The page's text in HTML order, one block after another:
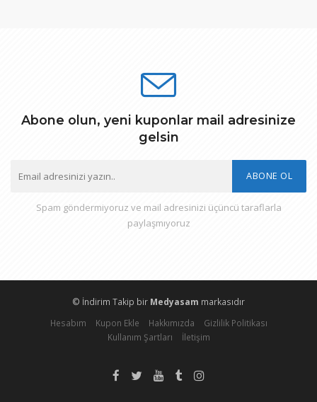
Abone olun, yeni kuponlar mail adresinize
gelsin
ABONE OL
Spam göndermiyoruz ve mail adresinizi üçüncü taraflarla
paylaşmıyoruz
© İndirim Takip bir Medyasam markasıdır
Hesabım
Kupon Ekle Hakkımızda
Gizlilik Politikası
Kullanım Şartları
İletişim